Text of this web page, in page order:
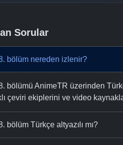
Sorular
bölüm nereden izlenir?
bölümü AnimeTR üzerinden
çeviri ekiplerini ve video
bölüm Türkçe altyazılı mı?